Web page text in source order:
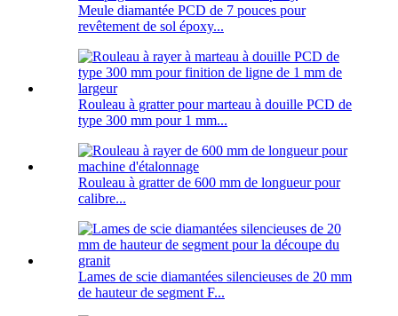
Meule diamantée PCD de 7 pouces pour
revêtement de sol époxy...
Rouleau à gratter pour marteau à douille PCD de
type 300 mm pour 1 mm...
Rouleau à gratter de 600 mm de longueur pour
calibre...
Lames de scie diamantées silencieuses de 20 mm
de hauteur de segment F...